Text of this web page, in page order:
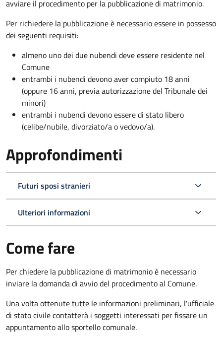
avviare il procedimento per la pubblicazione di matrimonio.
Per richiedere la pubblicazione è necessario essere in possesso
dei seguenti requisiti:
almeno uno dei due nubendi deve essere residente nel
Comune
entrambi i nubendi devono aver compiuto 18 anni
(oppure 16 anni, previa autorizzazione del Tribunale dei
minori)
entrambi i nubendi devono essere di stato libero
(celibe/nubile, divorziato/a o vedovo/a).
Approfondimenti
Futuri sposi stranieri
Ulteriori informazioni
Come fare
Per chiedere la pubblicazione di matrimonio è necessario
inviare la domanda di avvio del procedimento al Comune.
Una volta ottenute tutte le informazioni preliminari, l'ufficiale
di stato civile contatterà i soggetti interessati per fissare un
appuntamento allo sportello comunale.